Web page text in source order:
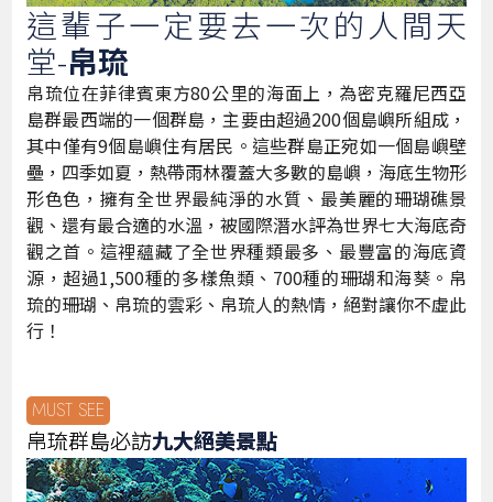
這輩子一定要去一次的人間天
堂-帛琉
帛琉位在菲律賓東方80公里的海面上，為密克羅尼西亞
島群最西端的一個群島，主要由超過200個島嶼所組成，
其中僅有9個島嶼住有居民。這些群島正宛如一個島嶼壁
壘，四季如夏，熱帶雨林覆蓋大多數的島嶼，海底生物形
形色色，擁有全世界最純淨的水質、最美麗的珊瑚礁景
觀、還有最合適的水溫，被國際潛水評為世界七大海底奇
觀之首。這裡蘊藏了全世界種類最多、最豐富的海底資
源，超過1,500種的多樣魚類、700種的珊瑚和海葵。帛
琉的珊瑚、帛琉的雲彩、帛琉人的熱情，絕對讓你不虛此
行！
MUST SEE
帛琉群島必訪九大絕美景點